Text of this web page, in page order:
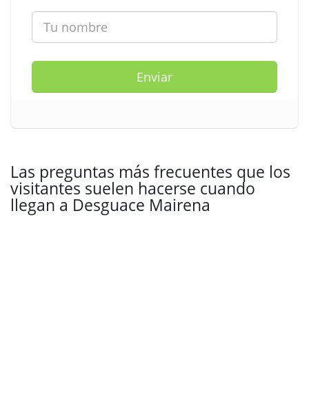
Enviar
Las preguntas más frecuentes que los
visitantes suelen hacerse cuando
llegan a Desguace Mairena